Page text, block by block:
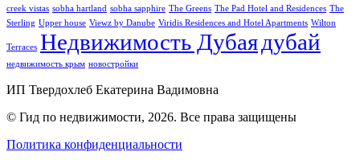
creek vistas sobha hartland sobha sapphire The Greens The Pad Hotel and Residences The
Sterling Upper house Viewz by Danube Viridis Residences and Hotel Apartments Wilton
Terraces Недвижимость Дубаядубай
недвижимость крым новостройки
ИП Твердохлеб Екатерина Вадимовна
© Гид по недвижимости, 2026. Все права защищены
Политика конфиденциальности